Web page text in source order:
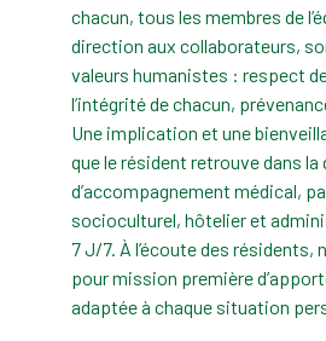
chacun, tous les membres de
direction aux collaborateurs,
valeurs humanistes : respect
l’intégrité de chacun,
Une implication et une
que le résident retrouve dans la
d’accompagnement médical,
socioculturel, hôtelier et
7 J/7. À l’écoute des résidents,
pour mission première
adaptée à chaque situation